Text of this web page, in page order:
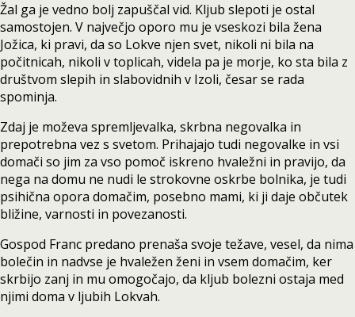
Žal ga je vedno bolj zapuščal vid. Kljub slepoti je ostal
samostojen. V največjo oporo mu je vseskozi bila žena
Jožica, ki pravi, da so Lokve njen svet, nikoli ni bila na
počitnicah, nikoli v toplicah, videla pa je morje, ko sta bila z
društvom slepih in slabovidnih v Izoli, česar se rada
spominja.
Zdaj je moževa spremljevalka, skrbna negovalka in
prepotrebna vez s svetom. Prihajajo tudi negovalke in vsi
domači so jim za vso pomoč iskreno hvaležni in pravijo, da
nega na domu ne nudi le strokovne oskrbe bolnika, je tudi
psihična opora domačim, posebno mami, ki ji daje občutek
bližine, varnosti in povezanosti.
Gospod Franc predano prenaša svoje težave, vesel, da nima
bolečin in nadvse je hvaležen ženi in vsem domačim, ker
skrbijo zanj in mu omogočajo, da kljub bolezni ostaja med
njimi doma v ljubih Lokvah.